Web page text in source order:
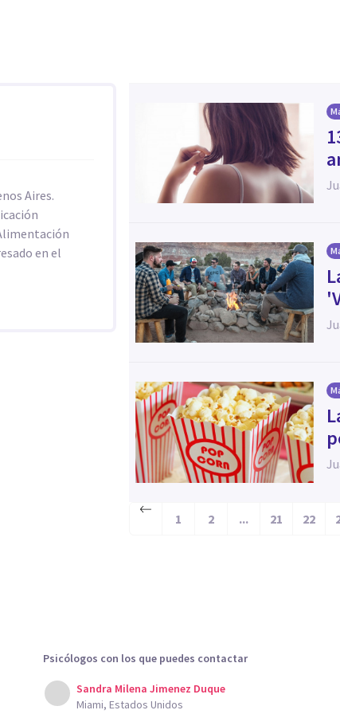
Aires.
en el
1 2 ... 21 22
Psicólogos con los que puedes contactar
Sandra Milena Jimenez Duque
Miami, Estados Unidos